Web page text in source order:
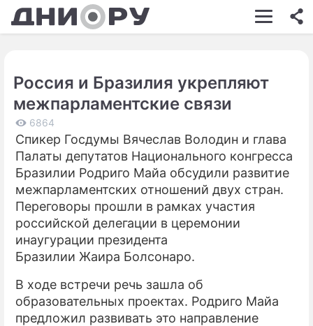
ШОУ-БИЗНЕС
КИНО
ЗДОРОВЬЕ
ЭКОНОМИКА
ПРОИСШЕСТВИЯ
СОННИК
СЕРИАЛЫ
ИГРЫ
Россия и Бразилия укрепляют
межпарламентские связи
6864
Спикер Госдумы Вячеслав Володин и глава
Палаты депутатов Национального конгресса
Бразилии Родриго Майа обсудили развитие
межпарламентских отношений двух стран.
Переговоры прошли в рамках участия
российской делегации в церемонии
инаугурации президента
Бразилии Жаира Болсонаро.
В ходе встречи речь зашла об
образовательных проектах. Родриго Майа
предложил развивать это направление